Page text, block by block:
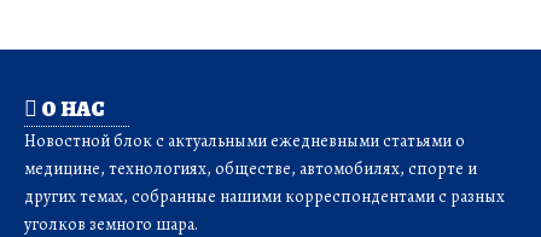
О НАС
Новостной блок с актуальными ежедневными статьями о
медицине, технологиях, обществе, автомобилях, спорте и
других темах, собранные нашими корреспондентами с разных
уголков земного шара.